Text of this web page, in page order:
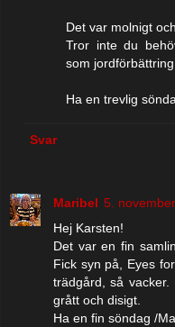
Det var molnigt
Tror inte du
som
Ha en trevlig
Svar
Maribel 5.
Hej Karsten!
Det var en fin
Fick syn på, Eyes
trädgård, så
grått och disigt.
Ha en fin söndag /